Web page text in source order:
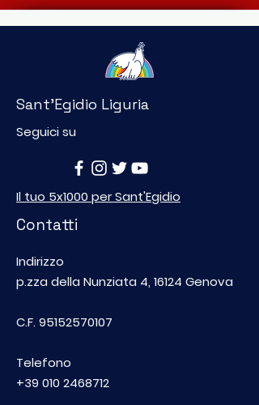
Sant'Egidio Liguria
Seguici su
Il tuo 5x1000 per Sant'Egidio
Contatti
Indirizzo
p.zza della Nunziata 4, 16124 Genova
C.F. 95152570107
Telefono
+39 010 2468712